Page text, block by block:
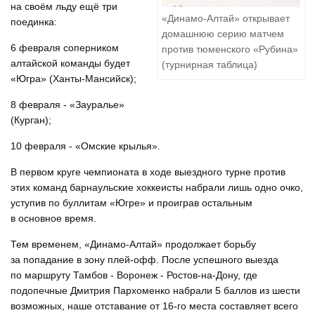
«Динамо-Алтай» открывает
домашнюю серию матчем
против тюменского «Рубина»
(турнирная таблица)
на своём льду ещё три
поединка:
6 февраля соперником
алтайской команды будет
«Югра» (Ханты-Мансийск);
8 февраля - «Зауралье»
(Курган);
10 февраля - «Омские крылья».
В первом круге чемпионата в ходе выездного турне против
этих команд барнаульские хоккеисты набрали лишь одно очко,
уступив по буллитам «Югре» и проиграв остальным
в основное время.
Тем временем, «Динамо-Алтай» продолжает борьбу
за попадание в зону плей-офф. После успешного выезда
по маршруту Тамбов - Воронеж - Ростов-на-Дону, где
подопечные Дмитрия Пархоменко набрали 5 баллов из шести
возможных, наше отставание от 16-го места составляет всего